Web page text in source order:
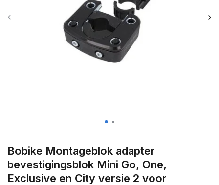
Bobike Montageblok adapter
bevestigingsblok Mini Go, One,
Exclusive en City versie 2 voor